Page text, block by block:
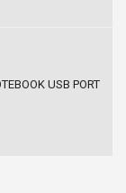
USB PORT